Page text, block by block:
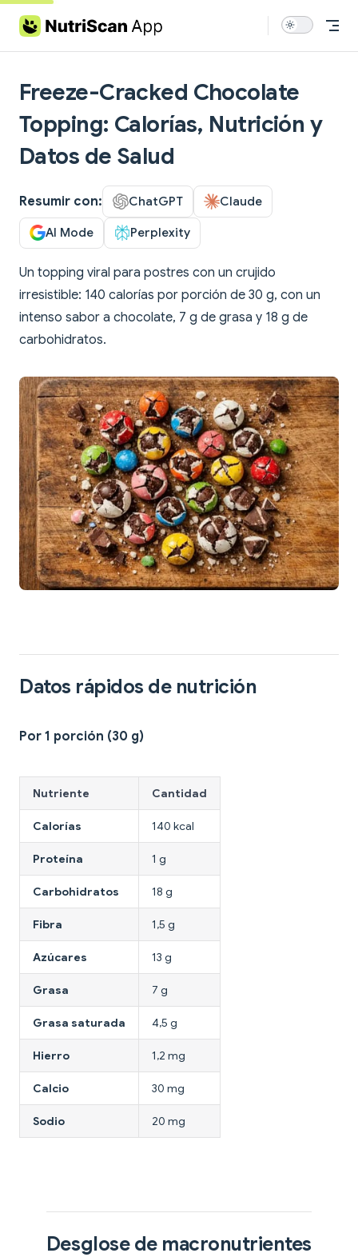
Skip to content
Freeze-Cracked Chocolate
Topping: Calorías, Nutrición y
Datos de Salud
Resumir con: ChatGPT Claude
AI Mode Perplexity
Un topping viral para postres con un crujido
irresistible: 140 calorías por porción de 30 g, con un
intenso sabor a chocolate, 7 g de grasa y 18 g de
carbohidratos.
Datos rápidos de nutrición
Por 1 porción (30 g)
Nutriente Cantidad
Calorías 140 kcal
Proteína 1 g
Carbohidratos 18 g
Fibra 1,5 g
Azúcares 13 g
Grasa 7 g
Grasa saturada 4,5 g
Hierro 1,2 mg
Calcio 30 mg
Sodio 20 mg
Desglose de macronutrientes